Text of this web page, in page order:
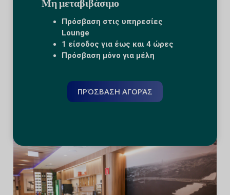
Μη μεταβιβάσιμο
Πρόσβαση στις υπηρεσίες
Lounge
1 είσοδος για έως και 4 ώρες
Πρόσβαση μόνο για μέλη
ΠΡΌΣΒΑΣΗ ΑΓΟΡΆΣ